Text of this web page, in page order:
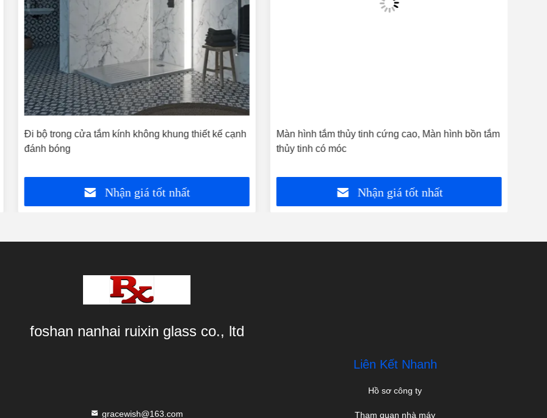
Đi bộ trong cửa tắm kính không khung thiết kế cạnh
đánh bóng
Nhận giá tốt nhất
Màn hình tắm thủy tinh cứng cao, Màn hình bồn tắm
thủy tinh có móc
Nhận giá tốt nhất
foshan nanhai ruixin glass co., ltd
gracewish@163.com
Liên Kết Nhanh
Hồ sơ công ty
Tham quan nhà máy